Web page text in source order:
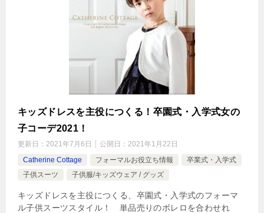
キッズドレスを主役につくる！卒園式・入学式女の
子コーデ2021！
更新日： 2021年7月6日 公開日： 2021年1月22日
Catherine Cottage
フォーマルお役立ち情報
卒業式・入学式
子供スーツ
子供服/キッズウェア / グッズ
キッズドレスを主役につくる、卒園式・入学式のフォーマ
ル子供スーツスタイル！ 単品売りのボレロを合わせれ